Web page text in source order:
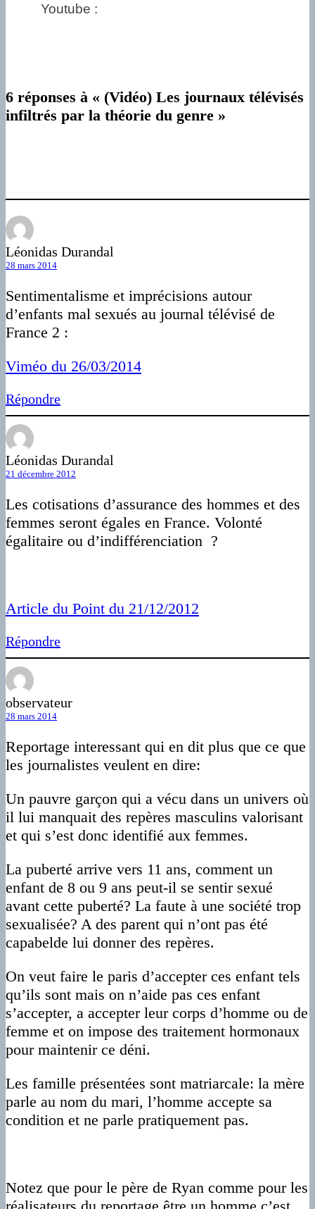
Youtube :
6 réponses à « (Vidéo) Les journaux télévisés
infiltrés par la théorie du genre »
Léonidas Durandal
28 mars 2014
Sentimentalisme et imprécisions autour
d’enfants mal sexués au journal télévisé de
France 2 :
Viméo du 26/03/2014
Répondre
Léonidas Durandal
21 décembre 2012
Les cotisations d’assurance des hommes et des
femmes seront égales en France. Volonté
égalitaire ou d’indifférenciation ?
Article du Point du 21/12/2012
Répondre
observateur
28 mars 2014
Reportage interessant qui en dit plus que ce que
les journalistes veulent en dire:
Un pauvre garçon qui a vécu dans un univers où
il lui manquait des repères masculins valorisant
et qui s’est donc identifié aux femmes.
La puberté arrive vers 11 ans, comment un
enfant de 8 ou 9 ans peut-il se sentir sexué
avant cette puberté? La faute à une société trop
sexualisée? A des parent qui n’ont pas été
capabelde lui donner des repères.
On veut faire le paris d’accepter ces enfant tels
qu’ils sont mais on n’aide pas ces enfant
s’accepter, a accepter leur corps d’homme ou de
femme et on impose des traitement hormonaux
pour maintenir ce déni.
Les famille présentées sont matriarcale: la mère
parle au nom du mari, l’homme accepte sa
condition et ne parle pratiquement pas.
Notez que pour le père de Ryan comme pour les